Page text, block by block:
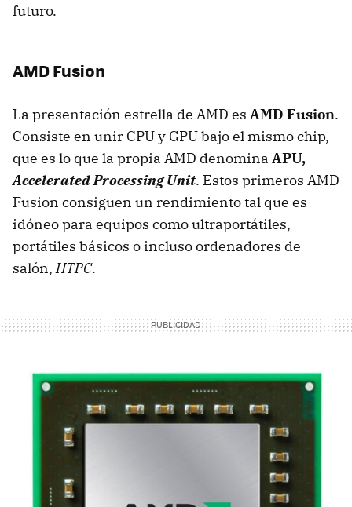
futuro.
AMDFusion
La presentación estrella de AMD es AMD Fusion.
Consiste en unir CPUy GPUbajo el mismo chip,
que es lo que la propia AMD denomina APU,
Accelerated Processing Unit. Estos primeros AMD
Fusion consiguen un rendimiento tal que es
idóneo para equipos como ultraportátiles,
portátiles básicos o incluso ordenadores de
salón,HTPC.